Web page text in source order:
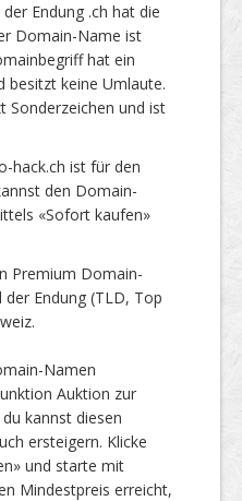
Endung .ch hat die
Domain-Name ist
hat ein
besitzt keine Umlaute.
Sonderzeichen und ist
hack.ch ist für den
den Domain-
«Sofort kaufen»
Premium Domain-
Endung (TLD, Top
Namen
Auktion zur
kannst diesen
ersteigern. Klicke
und starte mit
Mindestpreis erreicht,